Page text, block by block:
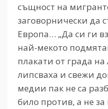
същност на
заговорнически да
Европа… „Да си ги
най-мекото
плакати от града
липсваха и свежи
медии пак не са
било против, а не